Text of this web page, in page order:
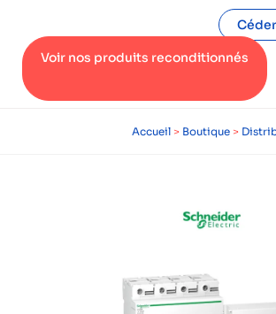
Voir nos produits reconditionnés
Accueil > Boutique >